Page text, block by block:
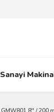
Sanayi